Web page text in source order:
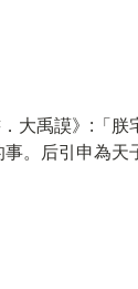
大禹謨》:「
。后引申為